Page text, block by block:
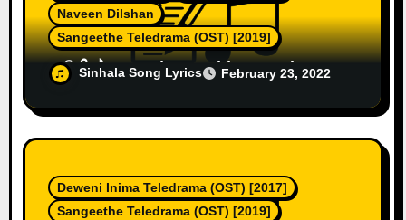
Naveen Dilshan
Sangeethe Teledrama (OST) [2019]
නවතින්නෙ නෑ | Nawathinne Na by
Various Artists
Sinhala Song Lyrics February 23, 2022
Deweni Inima Teledrama (OST) [2017]
Sangeethe Teledrama (OST) [2019]